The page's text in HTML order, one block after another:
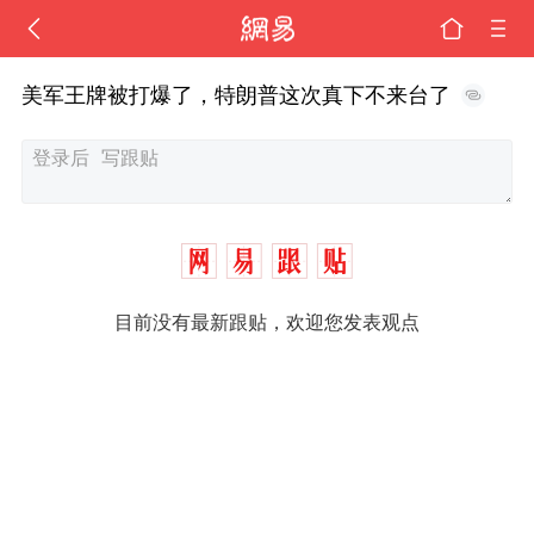
美军王牌被打爆了，特朗普这次真下不来台了
目前没有最新跟贴，欢迎您发表观点